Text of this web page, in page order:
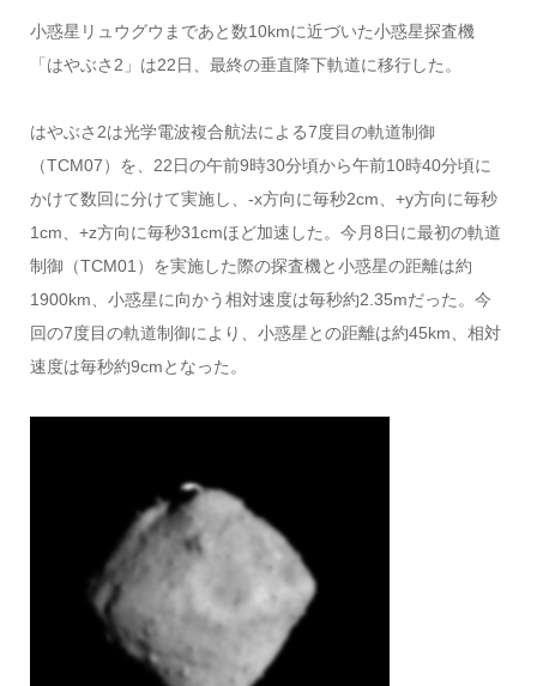
小惑星リュウグウまであと数10kmに近づいた小惑星探査機
「はやぶさ2」は22日、最終の垂直降下軌道に移行した。
はやぶさ2は光学電波複合航法による7度目の軌道制御
（TCM07）を、22日の午前9時30分頃から午前10時40分頃に
かけて数回に分けて実施し、-x方向に毎秒2cm、+y方向に毎秒
1cm、+z方向に毎秒31cmほど加速した。今月8日に最初の軌道
制御（TCM01）を実施した際の探査機と小惑星の距離は約
1900km、小惑星に向かう相対速度は毎秒約2.35mだった。今
回の7度目の軌道制御により、小惑星との距離は約45km、相対
速度は毎秒約9cmとなった。